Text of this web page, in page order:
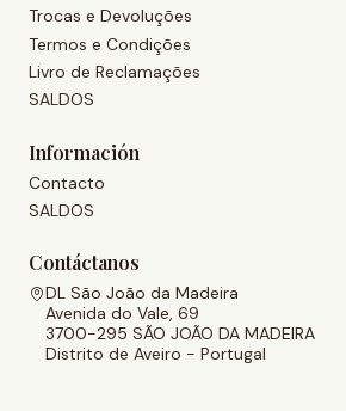
Trocas e Devoluções
Termos e Condições
Livro de Reclamações
SALDOS
Información
Contacto
SALDOS
Contáctanos
DL São João da Madeira
Avenida do Vale, 69
3700-295 SÃO JOÃO DA MADEIRA
Distrito de Aveiro - Portugal